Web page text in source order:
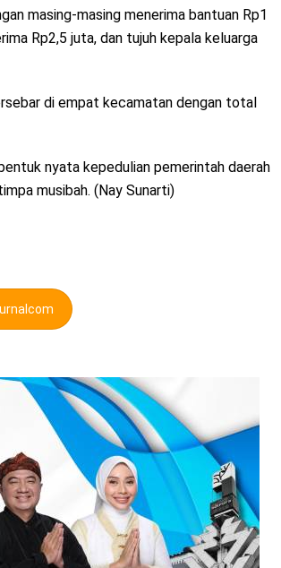
masing-masing menerima bantuan Rp1
Rp2,5 juta, dan tujuh kepala keluarga
di empat kecamatan dengan total
nyata kepedulian pemerintah daerah
musibah. (Nay Sunarti)